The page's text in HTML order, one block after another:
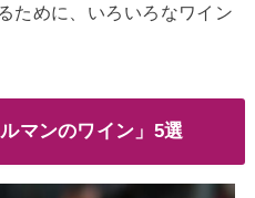
ために、いろいろなワイン
マンのワイン」5選